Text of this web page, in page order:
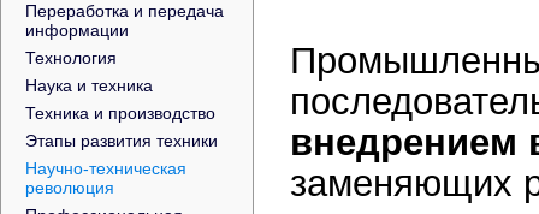
Переработка и передача
информации
Технология
Наука и техника
Техника и производство
Этапы развития техники
Научно-техническая
революция
заменяющих